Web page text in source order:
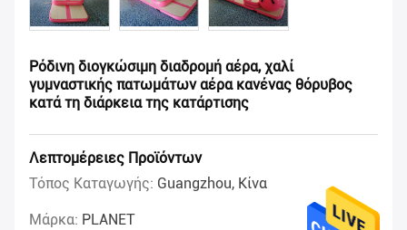
Ρόδινη διογκώσιμη διαδρομή αέρα, χαλί
γυμναστικής πατωμάτων αέρα κανένας θόρυβος
κατά τη διάρκεια της κατάρτισης
Λεπτομέρειες Προϊόντων
Τόπος Καταγωγής: Guangzhou, Κίνα
Μάρκα: PLANET